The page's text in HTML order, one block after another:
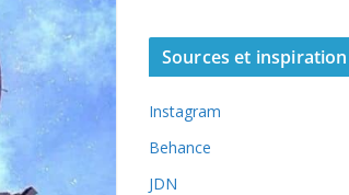
Sources et inspiration
Instagram
Behance
JDN